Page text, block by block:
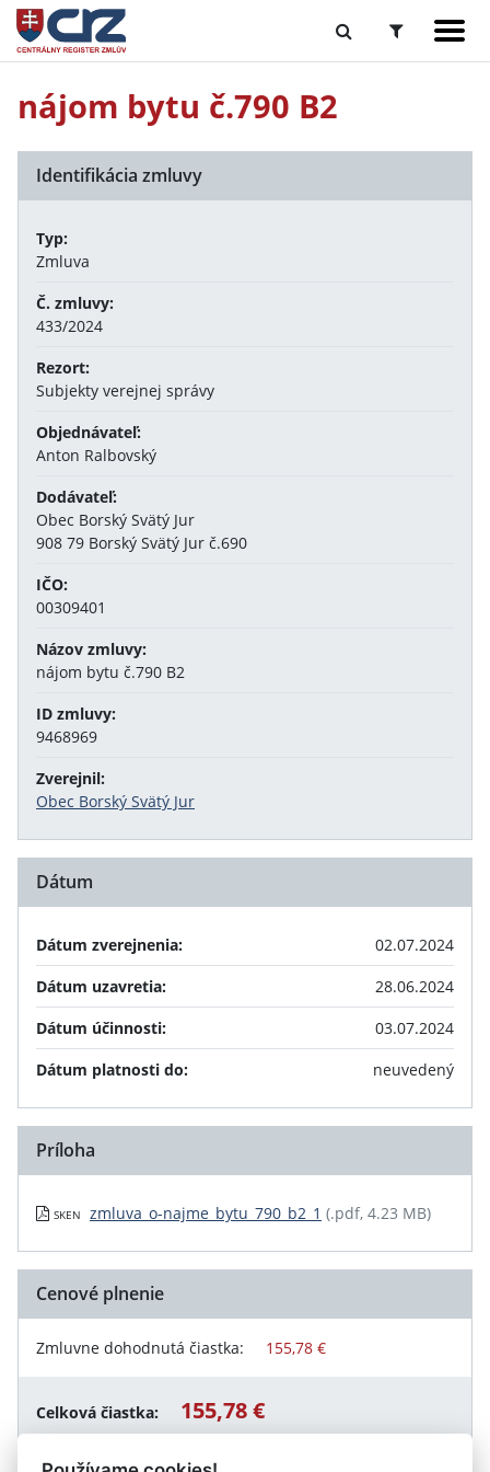
nájom bytu č.790 B2
Identifikácia zmluvy
Typ:
Zmluva
Č. zmluvy:
433/2024
Rezort:
Subjekty verejnej správy
Objednávateľ:
Anton Ralbovský
Dodávateľ:
Obec Borský Svätý Jur
908 79 Borský Svätý Jur č.690
IČO:
00309401
Názov zmluvy:
nájom bytu č.790 B2
ID zmluvy:
9468969
Zverejnil:
Obec Borský Svätý Jur
Dátum
Dátum zverejnenia:
02.07.2024
Dátum uzavretia:
28.06.2024
Dátum účinnosti:
03.07.2024
Dátum platnosti do:
neuvedený
Príloha
SKEN zmluva_o-najme_bytu_790_b2_1 (.pdf, 4.23 MB)
Cenové plnenie
Zmluvne dohodnutá čiastka: 155,78 €
Celková čiastka: 155,78 €